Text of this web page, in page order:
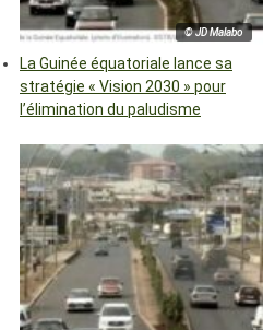
© JD Malabo
La Guinée équatoriale lance sa
stratégie « Vision 2030 » pour
l’élimination du paludisme